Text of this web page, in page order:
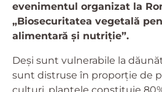
evenimentul organizat la
„Biosecuritatea vegetală
alimentară și nutriție”.
Deși sunt vulnerabile la
sunt distruse în proporție de